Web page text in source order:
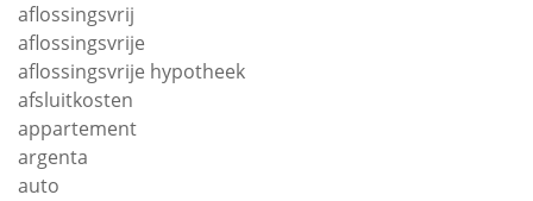
aflossingsvrij
aflossingsvrije
aflossingsvrije hypotheek
afsluitkosten
appartement
argenta
auto